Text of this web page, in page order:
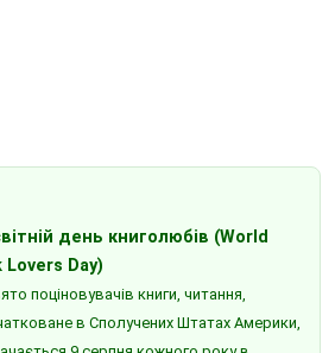
день книголюбів (World
Lovers Day)
поціновувачів книги, читання,
в Сполучених Штатах Америки,